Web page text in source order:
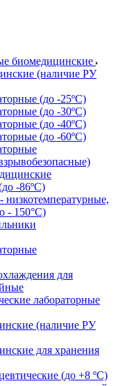
биомедицинские
(наличие РУ
(до -25ºС)
(до -30ºС)
(до -40ºС)
(до -60ºС)
-86ºС)
низкотемпературные,
- 150°С)
для
лабораторные
(наличие РУ
для хранения
(до +8 ºС)